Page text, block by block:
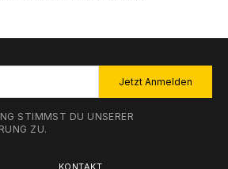
Jetzt Anmelden
STIMMST DU UNSERER
ZU.
KONTAKT